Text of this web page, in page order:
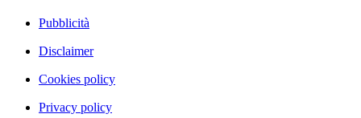
Pubblicità
Disclaimer
Cookies policy
Privacy policy